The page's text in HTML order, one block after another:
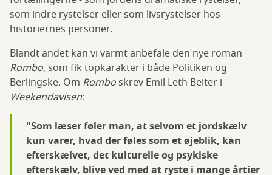
som indre rystelser eller som livsrystelser hos
historiernes personer.
Blandt andet kan vi varmt anbefale den nye roman
Rombo, som fik topkarakter i både Politiken og
Berlingske. Om Romboskrev Emil Leth Beiter i
Weekendavisen:
"Som læser føler man, at selvom et jordskælv
kun varer, hvad der føles som et øjeblik, kan
efterskælvet, det kulturelle og psykiske
efterskælv, blive ved med at ryste i mange årtier